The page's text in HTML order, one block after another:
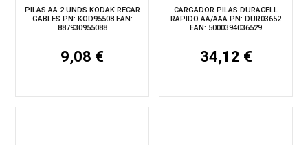
PILAS AA 2 UNDS KODAK RECAR
GABLES PN: KOD95508 EAN:
887930955088
9,08 €
CARGADOR PILAS DURACELL
RAPIDO AA/AAA PN: DUR03652
EAN: 5000394036529
34,12 €